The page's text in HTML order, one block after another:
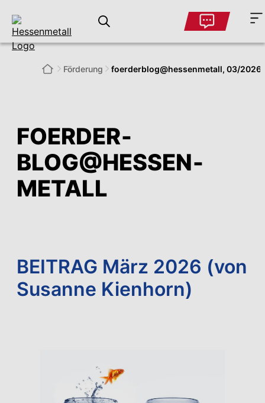
FOERDER­
BLOG@HESSEN­
METALL
BEITRAG März 2026 (von
Susanne Kienhorn)
Förderung foerder­blog@hessen­metall, 03/2026